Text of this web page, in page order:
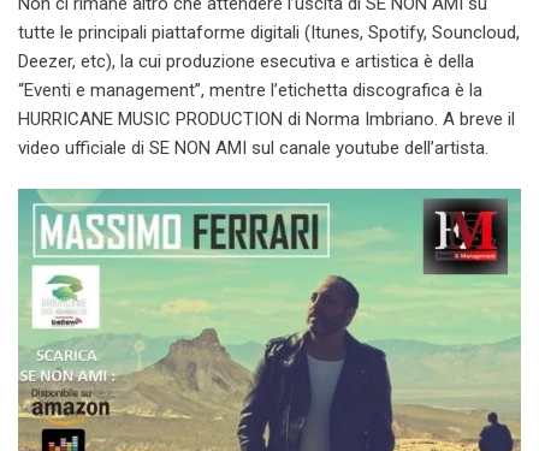
tutte le principali piattaforme digitali (Itunes, Spotify, Souncloud,
Deezer, etc), la cui produzione esecutiva e artistica è della
“Eventi e management”, mentre l’etichetta discografica è la
HURRICANE MUSIC PRODUCTION di Norma Imbriano. A breve il
video ufficiale di SE NON AMI sul canale youtube dell’artista.